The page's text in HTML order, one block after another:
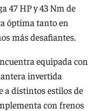
47 HP y 43 Nm de
óptima tanto en
más desafiantes.
equipada con
invertida
a distintos estilos de
con frenos